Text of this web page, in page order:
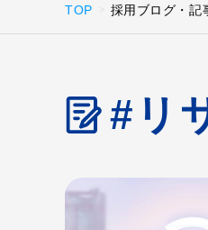
TOP 採用ブログ・記
#リ